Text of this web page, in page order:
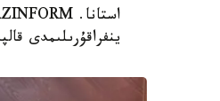
ينفراقۇرىلىمدى